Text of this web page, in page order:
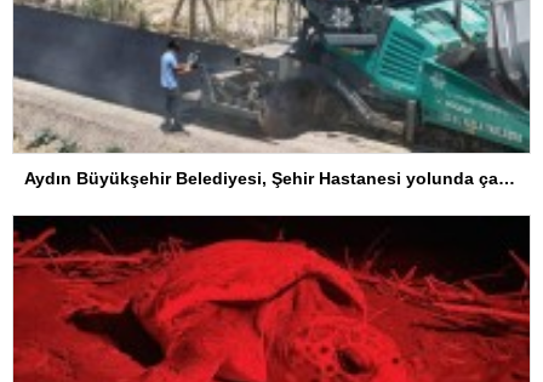
Aydın Büyükşehir Belediyesi, Şehir Hastanesi yolunda çalışmalarını sürdürüyor